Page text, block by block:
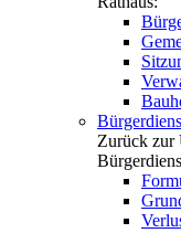
Zurück zur